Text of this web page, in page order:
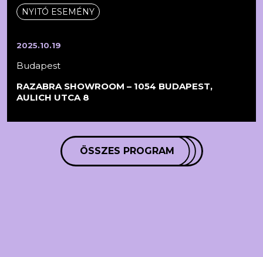
NYITÓ ESEMÉNY
2025.10.19
Budapest
RAZABRA SHOWROOM – 1054 BUDAPEST,
AULICH UTCA 8
ÖSSZES PROGRAM